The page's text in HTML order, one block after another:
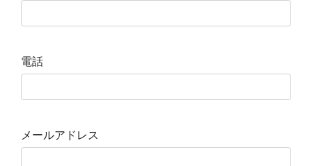
電話
メールアドレス